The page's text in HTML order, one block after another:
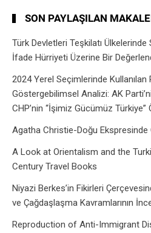
SON PAYLAŞILAN
Türk Devletleri Teşkilatı Ülkelerinde
İfade Hürriyeti Üzerine Bir
2024 Yerel Seçimlerinde Kullanılan
Göstergebilimsel Analizi: AK
CHP’nin “İşimiz Gücümüz Türkiye”
Agatha Christie-Doğu Ekspresinde
A Look at Orientalism and the
Century Travel Books
Niyazi Berkes’in Fikirleri
ve Çağdaşlaşma Kavramlarının
Reproduction of Anti-Immigrant